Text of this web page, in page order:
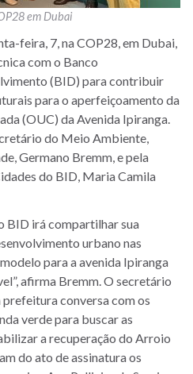
em Dubai
feira, 7, na COP28, em Dubai,
com o Banco
(BID) para contribuir
para o aperfeiçoamento da
(OUC) da Avenida Ipiranga.
do Meio Ambiente,
Germano Bremm, e pela
do BID, Maria Camila
BID irá compartilhar sua
urbano nas
para a avenida Ipiranga
afirma Bremm. O secretário
prefeitura conversa com os
verde para buscar as
a recuperação do Arroio
do ato de assinatura os